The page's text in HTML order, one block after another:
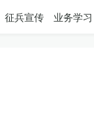
征兵宣传 业务学习